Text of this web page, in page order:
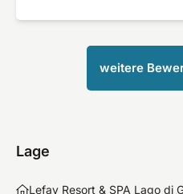
sind echt top. Alle
top präsentiert und
weitere
Lage
Lefay Resort & SPA Lago di